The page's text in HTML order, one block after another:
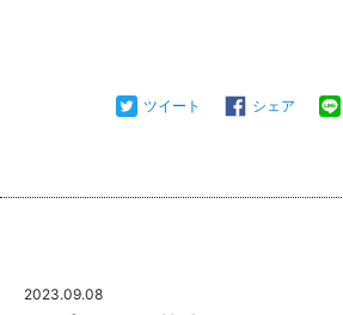
ツイート シェア
2023.09.08